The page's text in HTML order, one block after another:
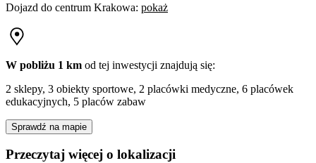
Dojazd do centrum Krakowa: pokaż
W pobliżu 1 km od tej inwestycji znajdują się:
2 sklepy, 3 obiekty sportowe, 2 placówki medyczne, 6 placówek
edukacyjnych, 5 placów zabaw
Sprawdź na mapie
Przeczytaj więcej o lokalizacji